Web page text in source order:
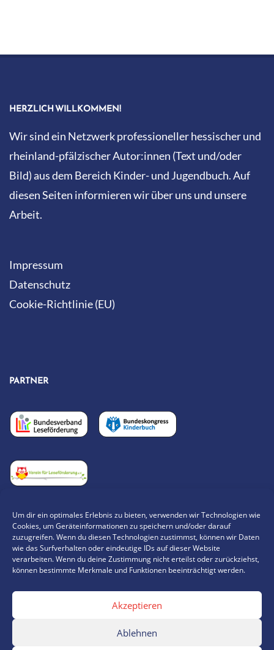
Um dir ein optimales Erlebnis zu bieten, verwenden wir Technologien wie
Cookies, um Geräteinformationen zu speichern und/oder darauf
zuzugreifen. Wenn du diesen Technologien zustimmst, können wir Daten
wie das Surfverhalten oder eindeutige IDs auf dieser Website
verarbeiten. Wenn du deine Zustimmung nicht erteilst oder zurückziehst,
können bestimmte Merkmale und Funktionen beeinträchtigt werden.
Akzeptieren
Ablehnen
HERZLICH WILLKOMMEN!
Wir sind ein Netzwerk professioneller hessischer und
rheinland-pfälzischer Autor:innen (Text und/oder
Bild) aus dem Bereich Kinder- und Jugendbuch. Auf
diesen Seiten informieren wir über uns und unsere
Arbeit.
Impressum
Datenschutz
Cookie-Richtlinie (EU)
PARTNER
„KNALLEN MUSS ES TÜCHTIG UND LUSTIG WILL ICH’S
HABEN, SONST MACH ICH NICHT MIT.“